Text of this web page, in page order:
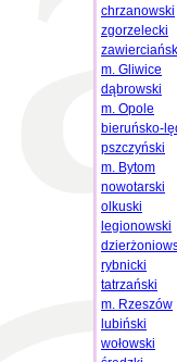
chrzanowski
zgorzelecki
m. Gliwice
dąbrowski
m. Opole
bieruńsko-
pszczyński
m. Bytom
nowotarski
olkuski
legionowski
rybnicki
tatrzański
m. Rzeszów
lubiński
wołowski